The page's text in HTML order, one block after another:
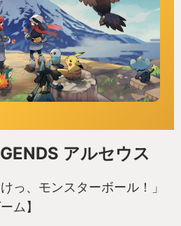
アルセウス
っ、モンスターボール！」
ム】